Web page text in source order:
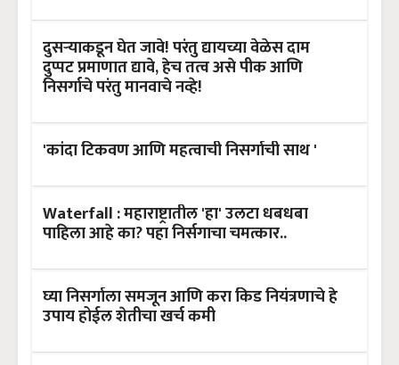
दुसऱ्याकडून घेत जावे! परंतु द्यायच्या वेळेस दाम
दुप्पट प्रमाणात द्यावे, हेच तत्व असे पीक आणि
निसर्गाचे परंतु मानवाचे नव्हे!
'कांदा टिकवण आणि महत्वाची निसर्गाची साथ '
Waterfall : महाराष्ट्रातील 'हा' उलटा धबधबा
पाहिला आहे का? पहा निर्सगाचा चमत्कार..
घ्या निसर्गाला समजून आणि करा किड नियंत्रणाचे हे
उपाय होईल शेतीचा खर्च कमी